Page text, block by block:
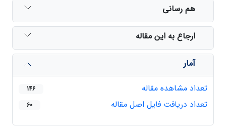
هم رسانی
ارجاع به این مقاله
آمار
تعداد مشاهده مقاله
146
تعداد دریافت فایل اصل مقاله 60